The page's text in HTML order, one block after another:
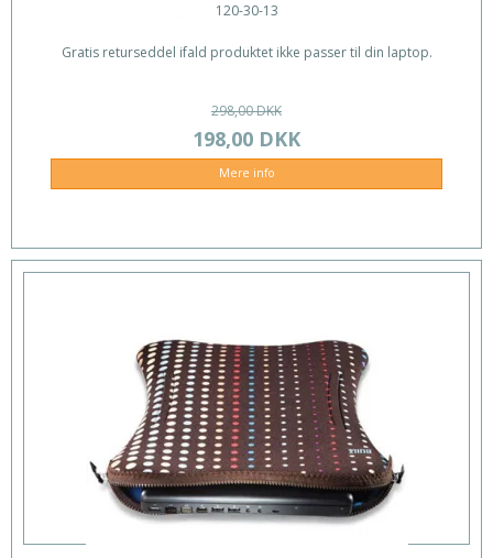
120-30-13
Gratis returseddel ifald produktet ikke passer til din laptop.
298,00 DKK
198,00 DKK
Mere info